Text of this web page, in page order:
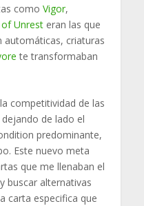
comoVigor,
Unrest eran las que
automáticas, criaturas
te transformaban
competitividad de las
de lado el
predominante,
Este nuevo meta
que me llenaban el
buscar alternativas
carta especifica que